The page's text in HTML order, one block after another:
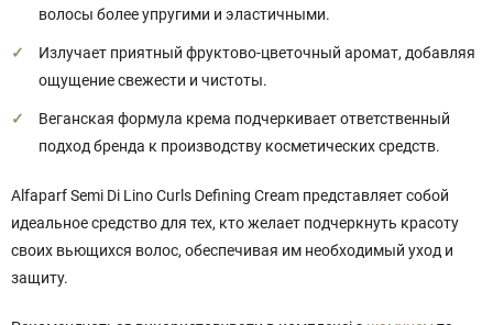
волосы более упругими и эластичными.
Излучает приятный фруктово-цветочный аромат, добавляя
ощущение свежести и чистоты.
Веганская формула крема подчеркивает ответственный
подход бренда к производству косметических средств.
Alfaparf Semi Di Lino Curls Defining Cream представляет собой
идеальное средство для тех, кто желает подчеркнуть красоту
своих вьющихся волос, обеспечивая им необходимый уход и
защиту.